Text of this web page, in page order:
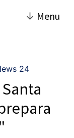
↓ Menu
24